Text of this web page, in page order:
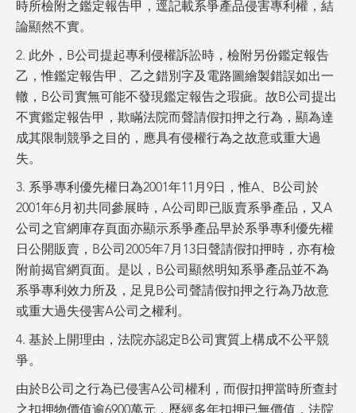
時所檢附之鑑定報告甲，逕記載系爭產品侵害專利權，結
論顯然不實。
2. 此外，B公司提起專利侵權訴訟時，檢附另份鑑定報告
乙，惟鑑定報告甲、乙之錯別字及電路圖繪製錯誤如出一
轍，B公司實無可能不發現鑑定報告之瑕疵。故B公司提出
不實鑑定報告甲，欺瞞法院而聲請假扣押之行為，顯為達
成其限制競爭之目的，應具有侵權行為之故意或重大過
失。
3. 系爭專利優先權日為2001年11月9日，惟A、B公司於
2001年6月初共同參展時，A公司即已販賣系爭產品，又A
公司之官網庫存頁面亦顯示系爭產品早於系爭專利優先權
日公開販賣，B公司2005年7月13日聲請假扣押時，亦有檢
附前揭官網頁面。是以，B公司顯然明知系爭產品並不為
系爭專利效力所及，足見B公司聲請假扣押之行為乃故意
或重大過失侵害A公司之權利。
4. 基於上開理由，法院亦認定B公司實質上構成不公平競
爭。
由於B公司之行為已侵害A公司權利，而假扣押當時所查封